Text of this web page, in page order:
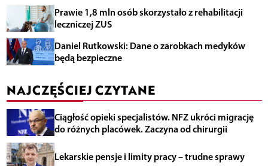
Prawie 1,8 mln osób skorzystało z rehabilitacji
leczniczej ZUS
Daniel Rutkowski: Dane o zarobkach medyków
będą bezpieczne
NAJCZĘŚCIEJ CZYTANE
Ciągłość opieki specjalistów. NFZ ukróci migrację
do różnych placówek. Zaczyna od chirurgii
Lekarskie pensje i limity pracy – trudne sprawy